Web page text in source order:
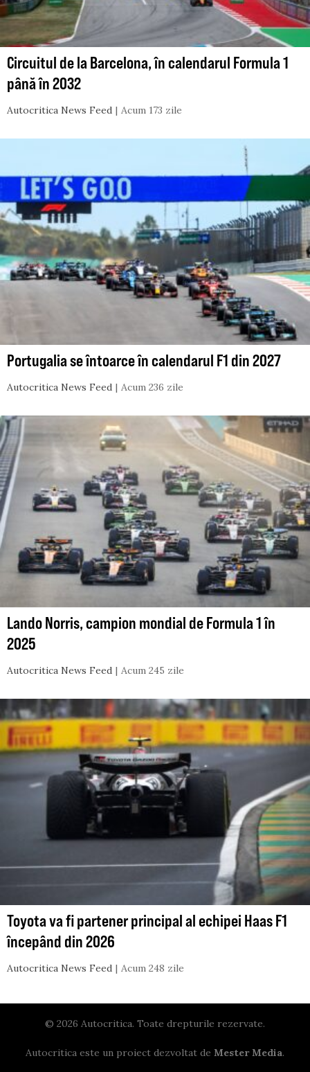
Circuitul de la Barcelona, în calendarul Formula 1
până în 2032
Autocritica News Feed Acum 173 zile
Portugalia se întoarce în calendarul F1 din 2027
Autocritica News Feed Acum 236 zile
Lando Norris, campion mondial de Formula 1 în
2025
Autocritica News Feed Acum 245 zile
Toyota va fi partener principal al echipei Haas F1
începând din 2026
Autocritica News Feed Acum 248 zile
© 2026 Autocritica. Toate drepturile rezervate.
Autocritica este un proiect dezvoltat de Mester Media.